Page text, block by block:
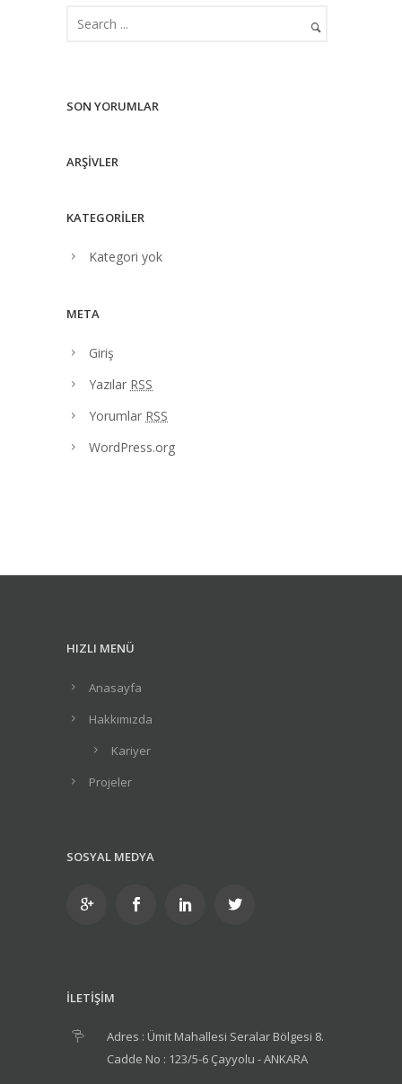
SON YORUMLAR
ARŞIVLER
KATEGORILER
Kategori yok
META
Giriş
Yazılar RSS
Yorumlar RSS
WordPress.org
HIZLI MENÜ
Anasayfa
Hakkımızda
Kariyer
Projeler
SOSYAL MEDYA
İLETİŞİM
Adres : Ümit Mahallesi Seralar Bölgesi 8.
Cadde No : 123/5-6 Çayyolu - ANKARA